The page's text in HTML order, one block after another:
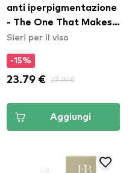
anti iperpigmentazione
- The One That Makes
You Glow (SPF40)
Sieri per il viso
-15%
23.79 € 27.99 €
Aggiungi